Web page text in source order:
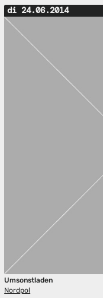
di 24.06.2014
Umsonstladen
Nordpol